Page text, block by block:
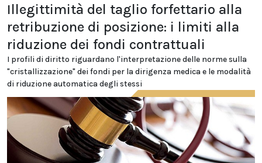
Illegittimità del taglio forfettario alla
retribuzione di posizione: i limiti alla
riduzione dei fondi contrattuali
I profili di diritto riguardano l'interpretazione delle norme sulla
"cristallizzazione" dei fondi per la dirigenza medica e le modalità
di riduzione automatica degli stessi